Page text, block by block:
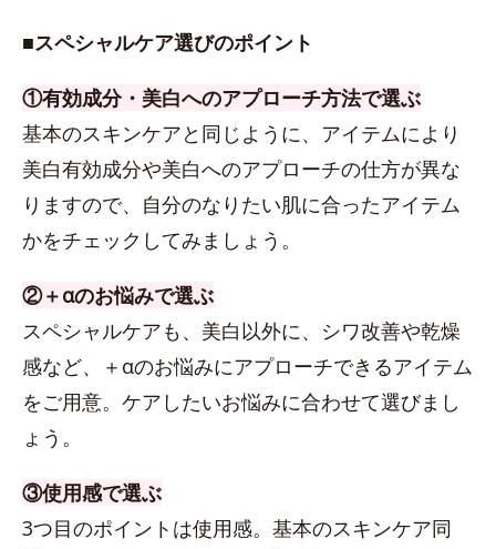
■スペシャルケア選びのポイント
①有効成分・美白へのアプローチ方法で選ぶ
基本のスキンケアと同じように、アイテムにより
美白有効成分や美白へのアプローチの仕方が異な
りますので、自分のなりたい肌に合ったアイテム
かをチェックしてみましょう。
②＋αのお悩みで選ぶ
スペシャルケアも、美白以外に、シワ改善や乾燥
感など、＋αのお悩みにアプローチできるアイテム
をご用意。ケアしたいお悩みに合わせて選びまし
ょう。
③使用感で選ぶ
3つ目のポイントは使用感。基本のスキンケア同